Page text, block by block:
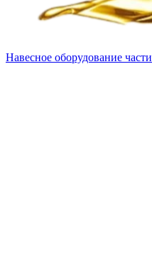
Навесное оборудование части